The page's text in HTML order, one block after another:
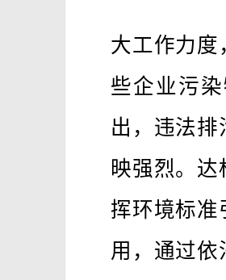
大工作力度
些企业污
出，违法
映强烈。
挥环境标准
用，通过依